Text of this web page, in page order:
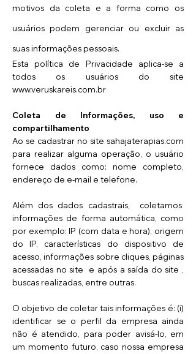
motivos da coleta e a forma como os
usuários podem gerenciar ou excluir as
suas informações pessoais.
Esta política de Privacidade aplica-se a
todos os usuários do site
www.veruskareis.com.br
Coleta de Informações, uso e
compartilhamento
Ao se cadastrar no site sahajaterapias.com
para realizar alguma operação, o usuário
fornece dados como: nome completo,
endereço de e-mail e telefone.
Além dos dados cadastrais, coletamos
informações de forma automática, como
por exemplo: IP (com data e hora), origem
do IP, características do dispositivo de
acesso, informações sobre cliques, páginas
acessadas no site e após a saída do site ,
buscas realizadas, entre outras.
O objetivo de coletar tais informações é: (i)
identificar se o perfil da empresa ainda
não é atendido, para poder avisá-lo, em
um momento futuro, caso nossa empresa